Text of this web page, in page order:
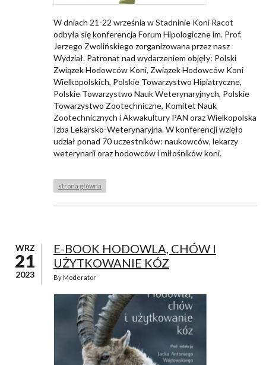
W dniach 21-22 września w Stadninie Koni Racot
odbyła się konferencja Forum Hipologiczne im. Prof.
Jerzego Zwolińskiego zorganizowana przez nasz
Wydział. Patronat nad wydarzeniem objęły: Polski
Związek Hodowców Koni, Związek Hodowców Koni
Wielkopolskich, Polskie Towarzystwo Hipiatryczne,
Polskie Towarzystwo Nauk Weterynaryjnych, Polskie
Towarzystwo Zootechniczne, Komitet Nauk
Zootechnicznych i Akwakultury PAN oraz Wielkopolska
Izba Lekarsko-Weterynaryjna. W konferencji wzięło
udział ponad 70 uczestników: naukowców, lekarzy
weterynarii oraz hodowców i miłośników koni.
strona główna
WRZ
21
2023
E-BOOK HODOWLA, CHÓW I
UŻYTKOWANIE KÓZ
By Moderator